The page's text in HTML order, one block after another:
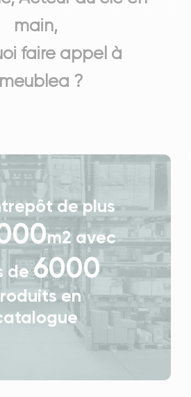
main,
faire appel à
?
de plus
m2 avec
de6000
en